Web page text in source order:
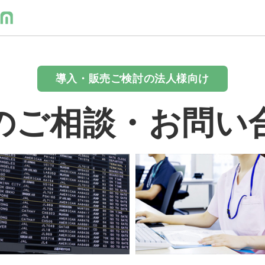
導入・販売ご検討の法人様向け
ご相談・お問い